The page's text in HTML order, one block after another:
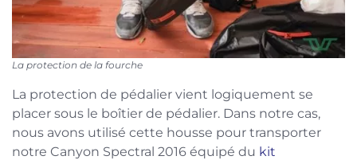
La protection de la fourche
La protection de pédalier vient logiquement se
placer sous le boîtier de pédalier. Dans notre cas,
nous avons utilisé cette housse pour transporter
notre Canyon Spectral 2016 équipé du kit